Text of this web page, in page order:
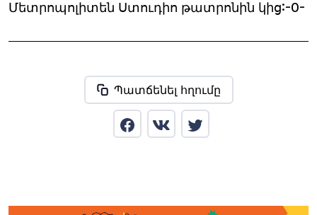
Մետրոպոլիտեն Ստուդիո թատրոնին կից:-0-
Պատճենել հղումը